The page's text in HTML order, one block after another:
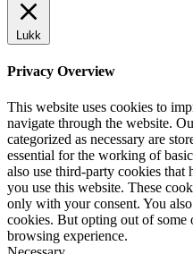
Lukk
Privacy Overview
This website uses cookies to
navigate through the website.
categorized as necessary are
essential for the working of
also use third-party cookies that
you use this website. These
only with your consent. You
cookies. But opting out of some
browsing experience.